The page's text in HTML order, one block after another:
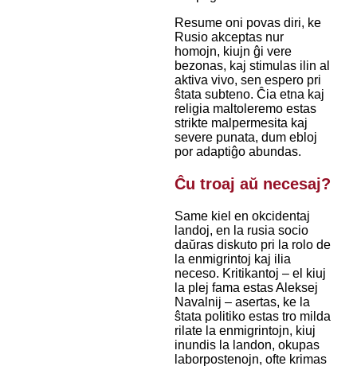
Resume oni povas diri, ke
Rusio akceptas nur
homojn, kiujn ĝi vere
bezonas, kaj stimulas ilin al
aktiva vivo, sen espero pri
ŝtata subteno. Ĉia etna kaj
religia maltoleremo estas
strikte malpermesita kaj
severe punata, dum ebloj
por adaptiĝo abundas.
Ĉu troaj aŭ necesaj?
Same kiel en okcidentaj
landoj, en la rusia socio
daŭras diskuto pri la rolo de
la enmigrintoj kaj ilia
neceso. Kritikantoj – el kiuj
la plej fama estas Aleksej
Navalnij – asertas, ke la
ŝtata politiko estas tro milda
rilate la enmigrintojn, kiuj
inundis la landon, okupas
laborpostenojn, ofte krimas